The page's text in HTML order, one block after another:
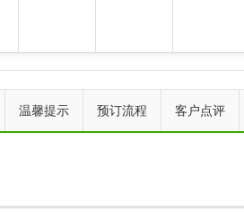
上一个 下一个
温馨提示 预订流程 客户点评